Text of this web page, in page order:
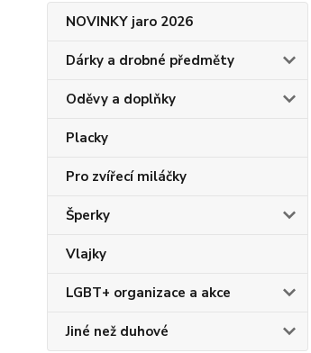
NOVINKY jaro 2026
Dárky a drobné předměty
Oděvy a doplňky
Placky
Pro zvířecí miláčky
Šperky
Vlajky
LGBT+ organizace a akce
Jiné než duhové